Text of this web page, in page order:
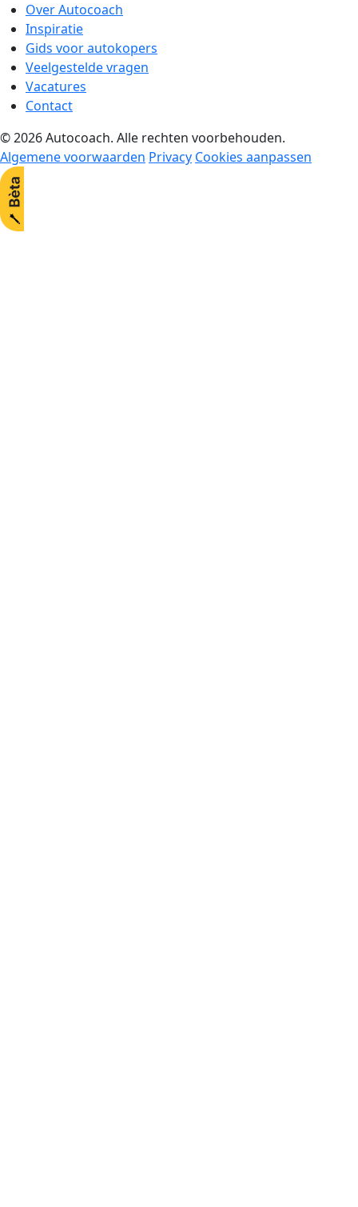
Over Autocoach
Inspiratie
Gids voor autokopers
Veelgestelde vragen
Vacatures
Contact
© 2026 Autocoach. Alle rechten voorbehouden.
Algemene voorwaarden Privacy Cookies aanpassen